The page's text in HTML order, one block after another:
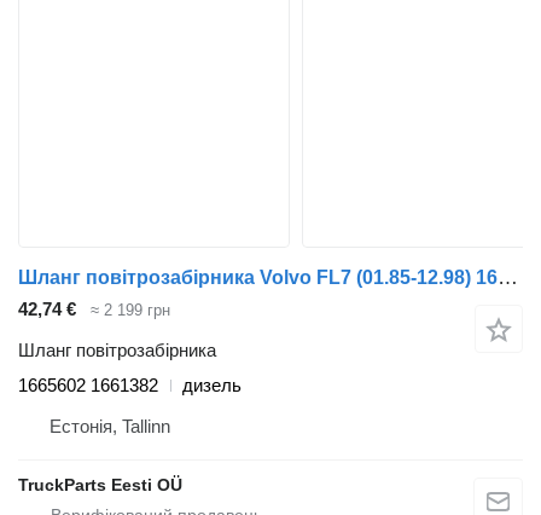
Шланг повітрозабірника Volvo FL7 (01.85-12.98) 1665602 1661382 до тягача Volvo FL, FL6, FL7, FL10, FL12, FS718 (1985-2005)
42,74 € ≈ 2 199 грн
Шланг повітрозабірника
1665602 1661382
дизель
Естонія, Tallinn
TruckParts Eesti OÜ